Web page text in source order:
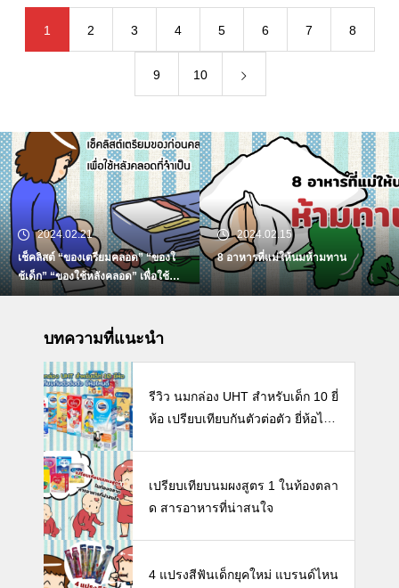
1 2 3 4 5 6 7 8
9 10
“ของใ
2024.02.15
8 อาหารที่แม่ให้นมห้ามทาน
2024.02.10
แนะวิธีเพิ่มปริมาณน้ำนม
วิธี
บทความที่แนะนำ
รีวิว นมกล่อง UHT สำหรับเด็ก 10 ยี่
ห้อ เปรียบเทียบกันตัวต่อตัว ยี่ห้อไห
เปรียบเทียบนมผงสูตร 1 ในท้องตลา
ด สารอาหารที่น่าสนใจ
4 แปรงสีฟันเด็กยุคใหม่ แบรนด์ไหน